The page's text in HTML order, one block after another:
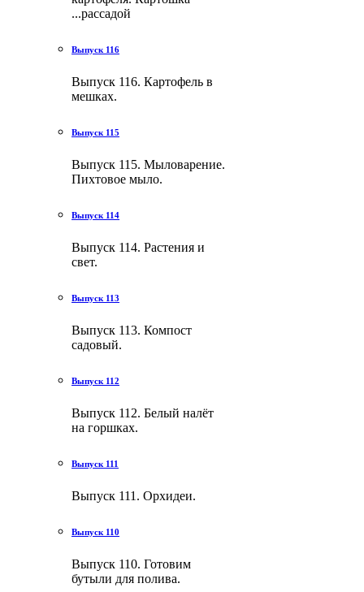
...рассадой
Выпуск 116
Выпуск 116. Картофель в
мешках.
Выпуск 115
Выпуск 115. Мыловарение.
Пихтовое мыло.
Выпуск 114
Выпуск 114. Растения и
свет.
Выпуск 113
Выпуск 113. Компост
садовый.
Выпуск 112
Выпуск 112. Белый налёт
на горшках.
Выпуск 111
Выпуск 111. Орхидеи.
Выпуск 110
Выпуск 110. Готовим
бутыли для полива.